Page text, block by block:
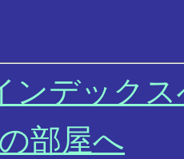
ンデック
部屋へ